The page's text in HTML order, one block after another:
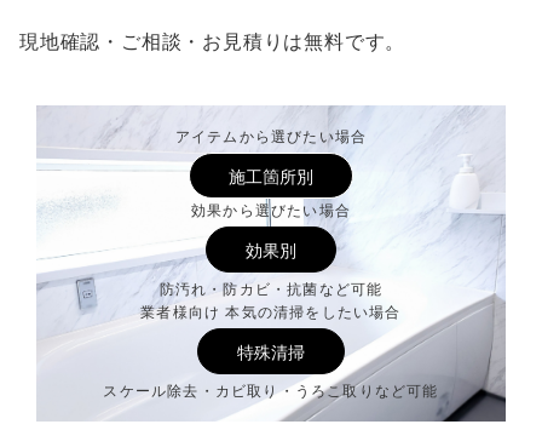
現地確認・ご相談・お見積りは無料です。
アイテムから選びたい場合
施工箇所別
効果から選びたい場合
効果別
防汚れ・防カビ・抗菌など可能
業者様向け 本気の清掃をしたい場合
特殊清掃
スケール除去・カビ取り・うろこ取りなど可能